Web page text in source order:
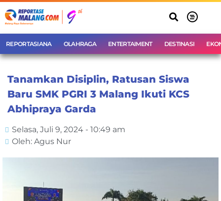
REPORTASIANA OLAHRAGA ENTERTAIMENT DESTINASI
Tanamkan Disiplin, Ratusan Siswa
Baru SMK PGRI 3 Malang Ikuti KCS
Abhipraya Garda
Selasa, Juli 9, 2024 - 10:49 am
Oleh: Agus Nur